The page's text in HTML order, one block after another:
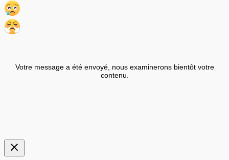
Votre message a été envoyé, nous examinerons bientôt votre
contenu.